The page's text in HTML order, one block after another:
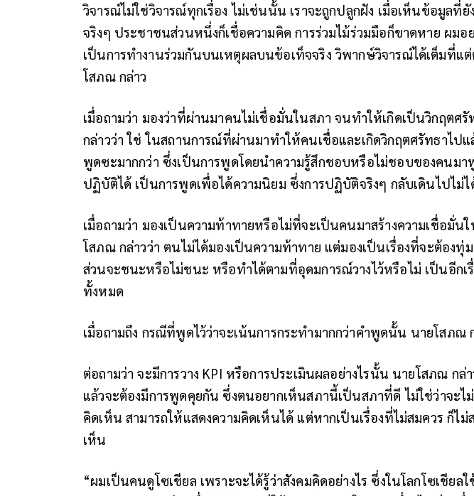
วิจารณ์ไม่ใช่วิจารณ์ทุกเรื่อง ไม่เช่นนั้น เราจะถูกปลูกฝัง เมื่อเห็นข้อมูลที่ยั
จริงๆ ประชาชนส่วนหนึ่งก็เชื่อความคิด การร่วมไม้ร่วมมือก็ขาดหาย ผม
เป็นการทำงานร่วมกันบนเหตุผลบนข้อเท็จจริง วิพากษ์วิจารณ์ได้เต็มที่แ
โสภณ กล่าว
เมื่อถามว่า มองว่าที่ผ่านมาคนไม่เชื่อมั่นในสภา จนทำให้เกิดเป็นวิกฤตศ
กล่าวว่า ใช่ ในสถานการณ์ที่ผ่านมาทำให้คนเชื่อและเกิดวิกฤตศรัทธาไป
พูดซะมากกว่า ซึ่งเป็นการพูดโดยนำความรู้สึกชอบหรือไม่ชอบของคนมา
ปฏิบัติได้ เป็นการพูดเพื่อได้ความนิยม ซึ่งการปฏิบัติจริงๆ กลับเดินไปไม่ไ
เมื่อถามว่า มองเป็นความท้าทายหรือไม่ที่จะเป็นคนมาสร้างความเชื่อมั่
โสภณ กล่าวว่า ตนไม่ได้มองเป็นความท้าทาย แต่มองเป็นเรื่องที่จะต้องทุ่
ส่วนจะชนะหรือไม่ชนะ หรือทำได้ตามที่อุดมการณ์วางไว้หรือไม่ เป็นอีก
ทั้งหมด
เมื่อถามถึง กรณีที่พูดไว้ว่าจะเน้นการกระทำมากกว่าคำพูดนั้น นายโสภณ
ต่อถามว่า จะมีการวาง KPI หรือการประเมินผลอย่างไรนั้น นายโสภณ กล่
แล้วจะต้องมีการพูดคุยกัน ซึ่งตนอยากเห็นสภานี้เป็นสภาที่ดี ไม่ใช่ว่าจะไ
คิดเห็น สามารถให้แสดงความคิดเห็นได้ แต่หากเป็นเรื่องที่ไม่สมควร ก็ไม่
เห็น
“ผมเป็นคนดูโซเชียล เพราะจะได้รู้ว่าสังคมคิดอย่างไร ซึ่งในโลกโซเชียล